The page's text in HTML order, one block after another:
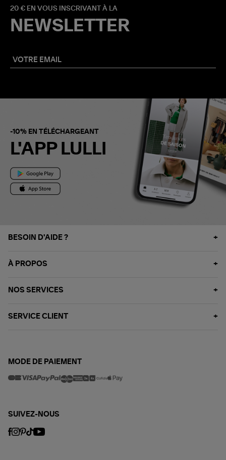
20 € EN VOUS INSCRIVANT À LA
NEWSLETTER
-10% EN TÉLÉCHARGEANT
L'APP LULLI
BESOIN D'AIDE ?
À PROPOS
NOS SERVICES
SERVICE CLIENT
MODE DE PAIEMENT
SUIVEZ-NOUS